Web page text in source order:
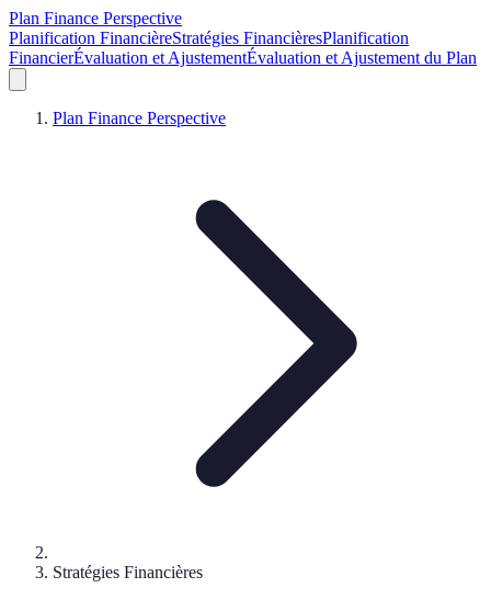
Plan Finance Perspective
Planification FinancièreStratégies FinancièresPlanification
FinancierÉvaluation et AjustementÉvaluation et Ajustement du Plan
Plan Finance Perspective
Stratégies Financières